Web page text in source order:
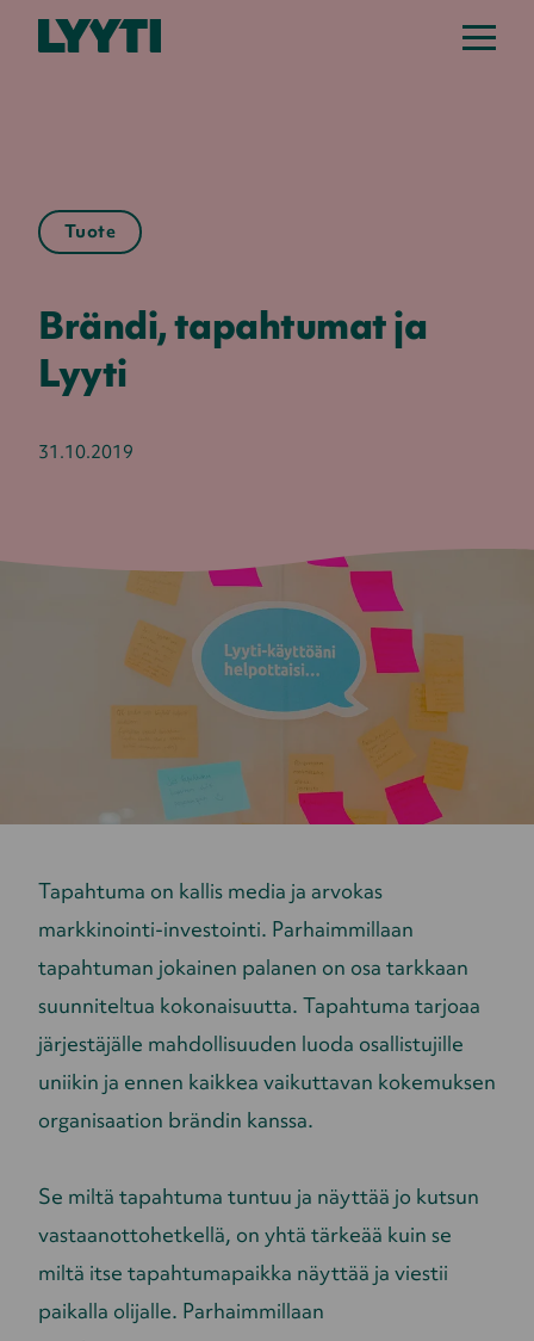
Tuote
Brändi, tapahtumat ja
Lyyti
31.10.2019
Tapahtuma on kallis media ja arvokas
markkinointi-investointi. Parhaimmillaan
tapahtuman jokainen palanen on osa tarkkaan
suunniteltua kokonaisuutta. Tapahtuma tarjoaa
järjestäjälle mahdollisuuden luoda osallistujille
uniikin ja ennen kaikkea vaikuttavan kokemuksen
organisaation brändin kanssa.
Se miltä tapahtuma tuntuu ja näyttää jo kutsun
vastaanottohetkellä, on yhtä tärkeää kuin se
miltä itse tapahtumapaikka näyttää ja viestii
paikalla olijalle. Parhaimmillaan